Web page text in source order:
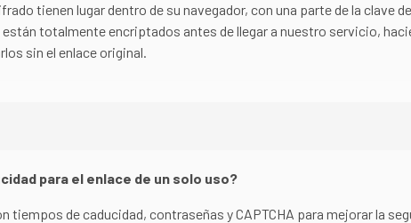
tienen lugar dentro de su navegador, con una parte de la clave
totalmente encriptados antes de llegar a nuestro servicio,
sin el enlace original.
para el enlace de un solo uso?
tiempos de caducidad, contraseñas y CAPTCHA para mejorar la